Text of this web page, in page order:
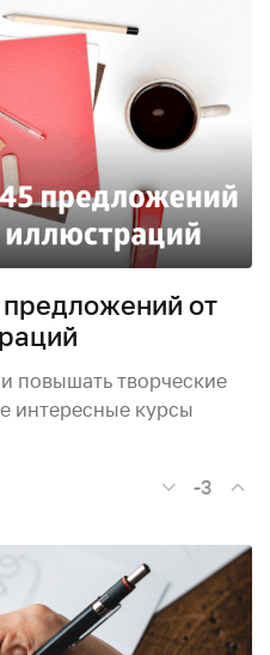
от
повышать творческие
интересные курсы
-3